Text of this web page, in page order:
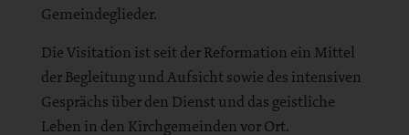
Gemeindeglieder.
Die Visitation ist seit der Reformation ein Mittel
der Begleitung und Aufsicht sowie des intensiven
Gesprächs über den Dienst und das geistliche
Leben in den Kirchgemeinden vor Ort.